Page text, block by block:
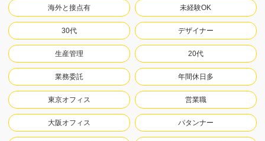
海外と接点有 未経験OK
30代 デザイナー
生産管理 20代
業務委託 年間休日多
東京オフィス 営業職
大阪オフィス パタンナー